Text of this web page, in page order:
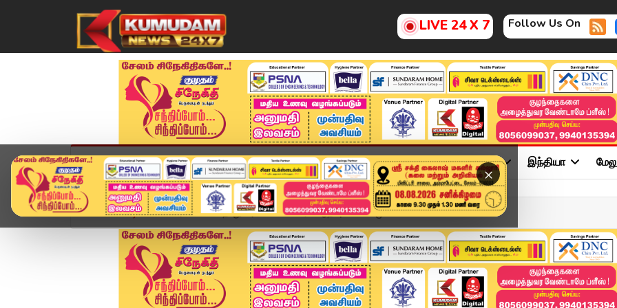
LIVE 24 X 7 Follow Us On
×
முகப்பு விளையாட்டு அண்மை தமிழ்நாடு சினிமா அரசியல் விளையாட்டு இந்தியா
Home வீடியோ ஸ்டோரி மேகதாது அணை விவகாரம் ஆதவு சோனா முக்கிய பாயிண்ட...